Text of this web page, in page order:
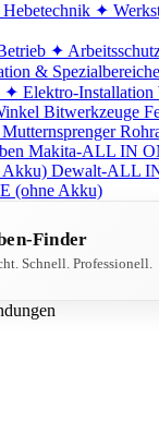
✦
✦
& Spezialbereiche
✦ Elektro-Installation
Bitwerkzeuge
Mutternsprenger
Makita-ALL IN
Akku) Dewalt-ALL
(ohne Akku)
Finder
Schnell. Professionell.